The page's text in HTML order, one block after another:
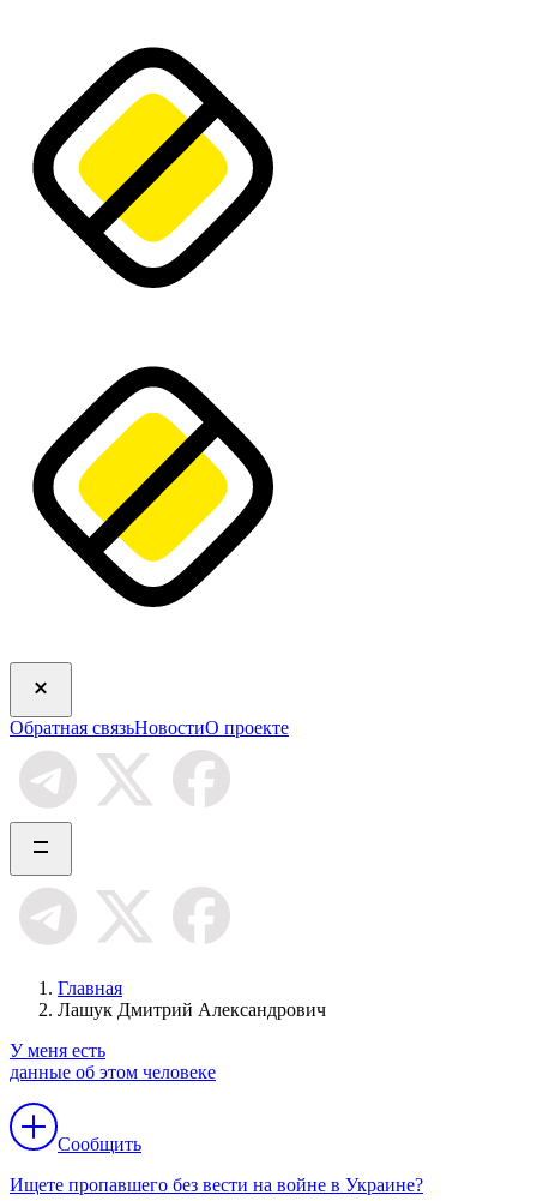
Обратная связьНовостиО проекте
Главная
Лашук Дмитрий Александрович
У меня есть
данные об этом человеке
Сообщить
Ищете пропавшего без вести на войне в Украине?